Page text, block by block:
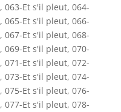
, 063-Et s'il pleut, 064-
, 065-Et s'il pleut, 066-
, 067-Et s'il pleut, 068-
, 069-Et s'il pleut, 070-
, 071-Et s'il pleut, 072-
, 073-Et s'il pleut, 074-
, 075-Et s'il pleut, 076-
, 077-Et s'il pleut, 078-